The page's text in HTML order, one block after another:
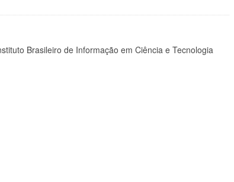
Brasileiro de Informação em Ciência e Tecnologia